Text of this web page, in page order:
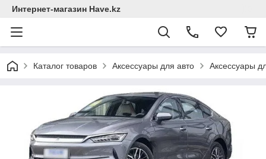
Интернет-магазин Have.kz
Каталог товаров Аксессуары для авто Аксессуары